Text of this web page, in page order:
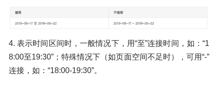
4. 表示时间区间时，一般情况下，用“至”连接时间，如：“1
8:00至19:30”；特殊情况下（如页面空间不足时），可用“-”
连接，如：“18:00-19:30”。